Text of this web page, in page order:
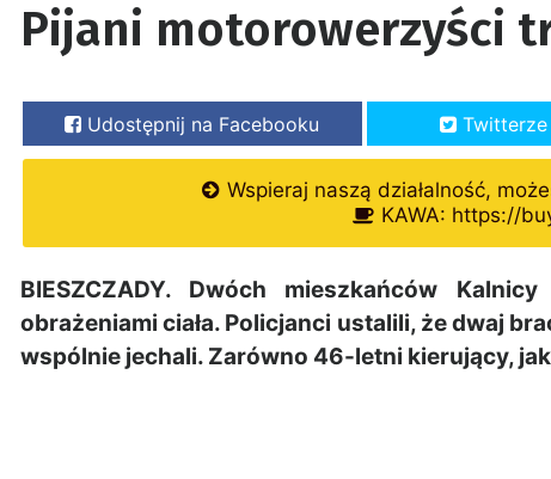
Pijani motorowerzyści
Udostępnij na Facebooku Twitterze
Wspieraj naszą działalność,
KAWA: https://
BIESZCZADY. Dwóch mieszkańców
obrażeniami ciała. Policjanci ustalili, że dwaj
wspólnie jechali. Zarówno 46-letni kierujący,